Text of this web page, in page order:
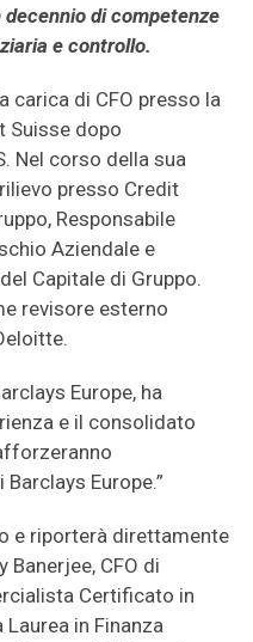
di competenze
e controllo.
carica di CFO presso la
Suisse dopo
Nel corso della sua
presso Credit
Responsabile
Aziendale e
Capitale di Gruppo.
revisore esterno
Europe, ha
e il consolidato
Europe.”
e riporterà direttamente
Banerjee, CFO di
Certificato in
in Finanza